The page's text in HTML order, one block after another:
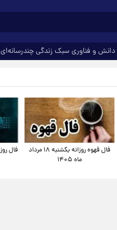
دانش و فناوری سبک زندگیچندرسانه‌ای
فال قهوه روزانه یکشنبه ۱۸ مرداد
ماه ۱۴۰۵